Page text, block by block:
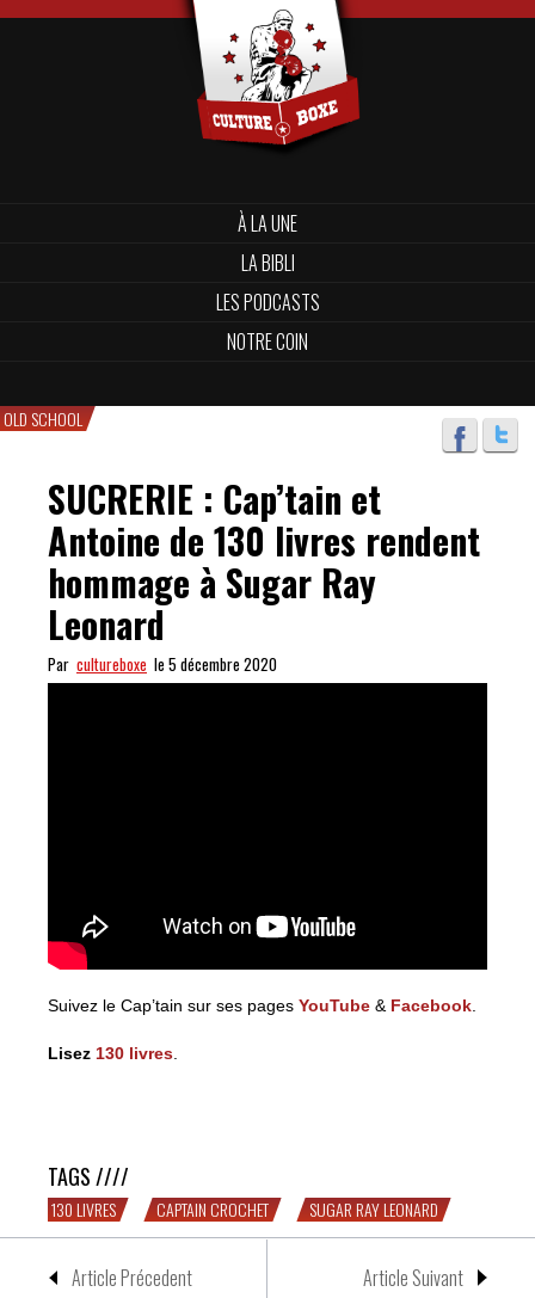
À LA UNE
LA BIBLI
LES PODCASTS
NOTRE COIN
OLD SCHOOL
SUCRERIE : Cap’tain et
Antoine de 130 livres rendent
hommage à Sugar Ray
Leonard
Par cultureboxe le 5 décembre 2020
Suivez le Cap’tain sur ses pages YouTube & Facebook
Lisez 130 livres
TAGS ////
130 LIVRES CAPTAIN CROCHET SUGAR RAY LEONARD
Article Précedent Article Suivant